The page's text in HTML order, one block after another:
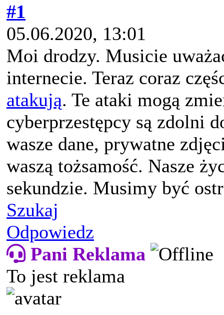
#1
05.06.2020, 13:01
Moi drodzy. Musicie
internecie. Teraz coraz
atakują. Te ataki mogą
cyberprzestępcy są zdolni
wasze dane, prywatne
waszą tożsamość. Nasze
sekundzie. Musimy być
Szukaj
Odpowiedz
Pani Reklama
To jest reklama